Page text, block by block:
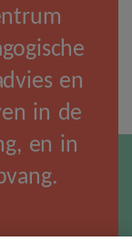
en
in de
en in